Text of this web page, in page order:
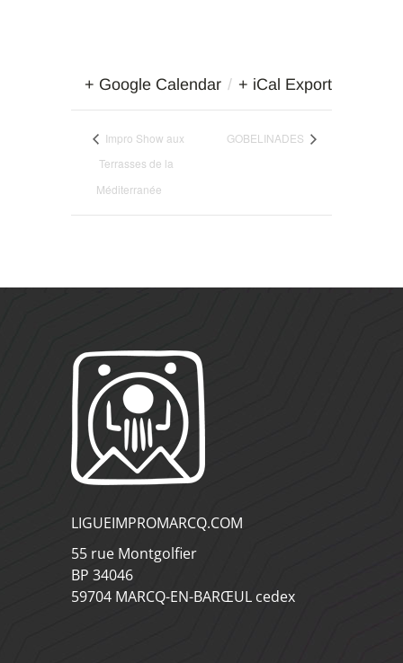
+ Google Calendar / + iCal Export
Impro Show aux
Terrasses de la
Méditerranée
GOBELINADES
LIGUEIMPROMARCQ.COM
55 rue Montgolfier
BP 34046
59704 MARCQ-EN-BARŒUL cedex